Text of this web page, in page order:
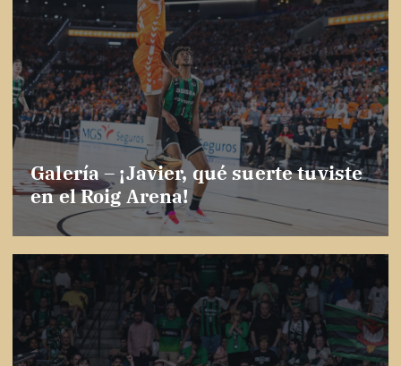
Galería – ¡Javier, qué suerte tuviste
en el Roig Arena!